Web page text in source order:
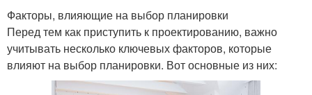
Факторы, влияющие на выбор планировки
Перед тем как приступить к проектированию, важно
учитывать несколько ключевых факторов, которые
влияют на выбор планировки. Вот основные из них: